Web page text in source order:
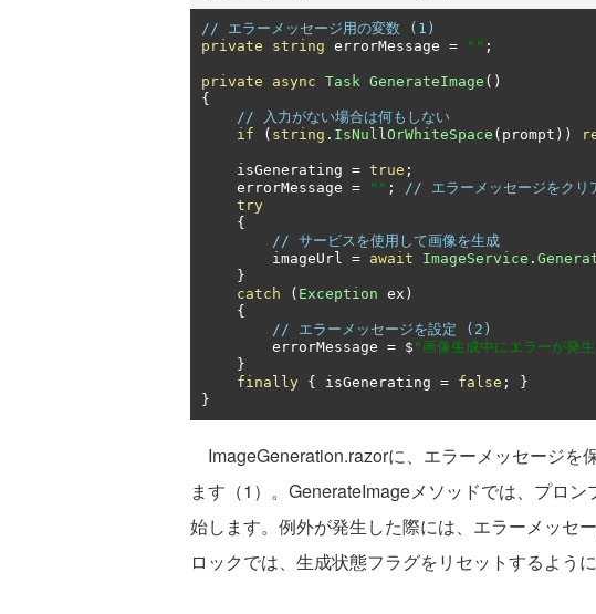
// エラーメッセージ用の変数 (1)
private
string errorMessage = "" ;
private async Task GenerateImage ()
{
// 入力がない場合は何もしない
if
( string . IsNullOrWhiteSpace ( prompt ))
    isGenerating
= true ;
    errorMessage
= "" ;
// エラーメッセージをクリ
try
{
// サービスを使用して画像を生成
        imageUrl
= await ImageService .
}
catch
( Exception ex )
{
// エラーメッセージを設定 (2)
        errorMessage
= $ "画像生成中にエラーが
}
finally
{ isGenerating = false ;
}
}
ImageGeneration.razorに、エラーメッセージを
ます（1）。GenerateImageメソッドでは、プロ
始します。例外が発生した際には、エラーメッセ
ロックでは、生成状態フラグをリセットするように